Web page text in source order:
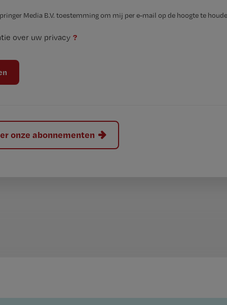
Media B.V. toestemming om mij per e-mail op de hoogte te
over uw privacy ?
onze abonnementen